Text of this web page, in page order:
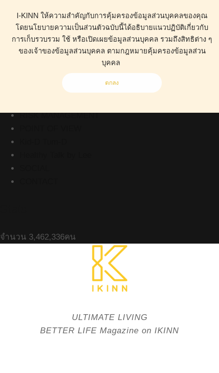
I-KINN ให้ความสำคัญกับการคุ้มครองข้อมูลส่วนบุคคลของคุณ
โดยนโยบายความเป็นส่วนตัวฉบับนี้ได้อธิบายแนวปฏิบัติเกี่ยวกับ
การเก็บรวบรวม ใช้ หรือเปิดเผยข้อมูลส่วนบุคคล รวมถึงสิทธิต่าง ๆ
ของเจ้าของข้อมูลส่วนบุคคล ตามกฎหมายคุ้มครองข้อมูลส่วน
บุคคล
ตกลง
ABOUT
WORK CLINIC
RISK MANAGEMENT
จำนวน 3,462,336คน
ULTIMATE LIVING
BETTER LIFE Magazine on IKINN